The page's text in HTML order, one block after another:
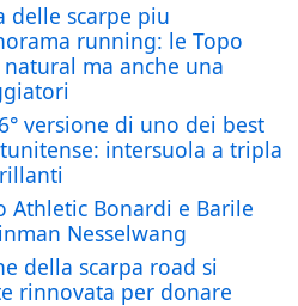
delle scarpe piu
running: le Topo
natural ma anche una
versione di uno dei best
intersuola a tripla
Athletic Bonardi e Barile
Nesselwang
della scarpa road si
rinnovata per donare